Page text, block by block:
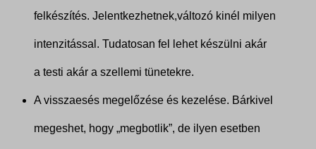
felkészítés. Jelentkezhetnek,változó kinél milyen
intenzitással. Tudatosan fel lehet készülni akár
a testi akár a szellemi tünetekre.
A visszaesés megelőzése és kezelése. Bárkivel
megeshet, hogy „megbotlik”, de ilyen esetben